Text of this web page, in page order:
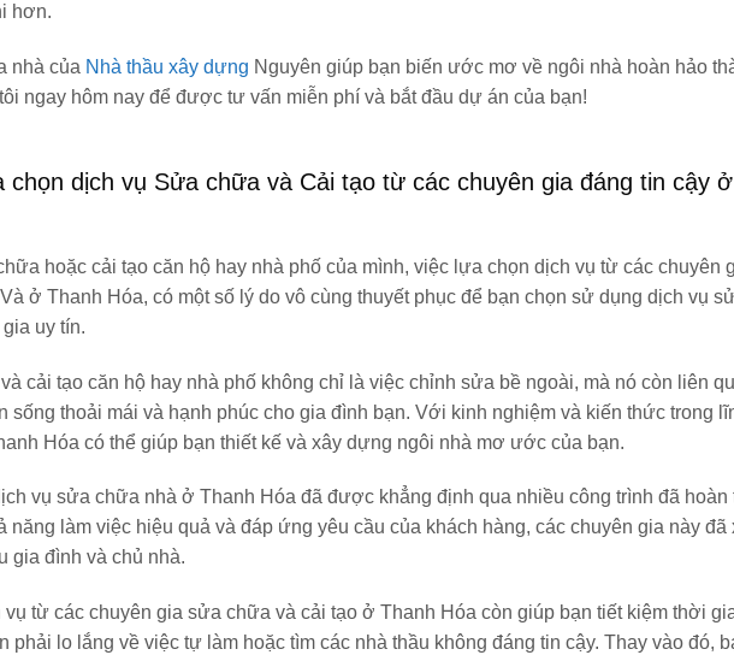
hơn.
nhà của Nhà thầu xây dựng Nguyên giúp bạn biến ước mơ về ngôi nhà hoàn hảo
ngay hôm nay để được tư vấn miễn phí và bắt đầu dự án của bạn!
chọn dịch vụ Sửa chữa và Cải tạo từ các chuyên gia đáng tin cậy
hoặc cải tạo căn hộ hay nhà phố của mình, việc lựa chọn dịch vụ từ các chuyên
ở Thanh Hóa, có một số lý do vô cùng thuyết phục để bạn chọn sử dụng dịch vụ
uy tín.
cải tạo căn hộ hay nhà phố không chỉ là việc chỉnh sửa bề ngoài, mà nó còn liên
sống thoải mái và hạnh phúc cho gia đình bạn. Với kinh nghiệm và kiến thức trong
Hóa có thể giúp bạn thiết kế và xây dựng ngôi nhà mơ ước của bạn.
vụ sửa chữa nhà ở Thanh Hóa đã được khẳng định qua nhiều công trình đã hoàn
năng làm việc hiệu quả và đáp ứng yêu cầu của khách hàng, các chuyên gia này đã
gia đình và chủ nhà.
từ các chuyên gia sửa chữa và cải tạo ở Thanh Hóa còn giúp bạn tiết kiệm thời
phải lo lắng về việc tự làm hoặc tìm các nhà thầu không đáng tin cậy. Thay vào đó,